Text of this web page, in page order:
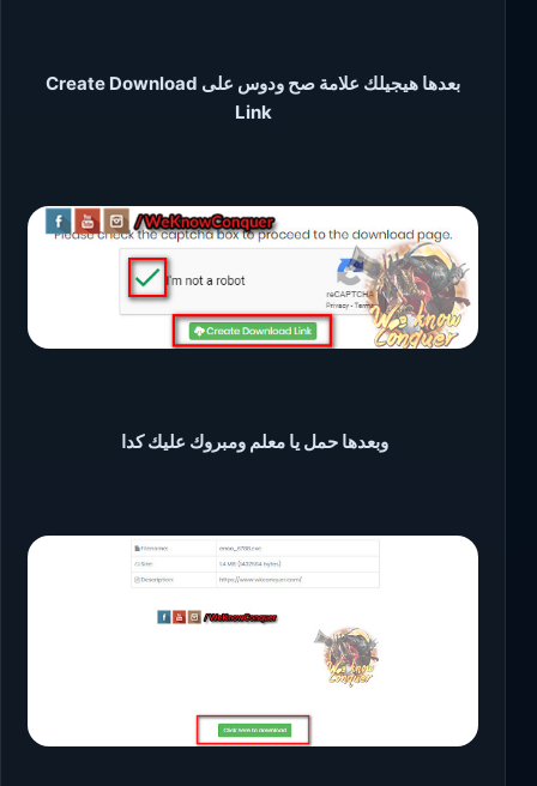
بعدها هيجيلك علامة صح ودوس على Create Download
Link
وبعدها حمل يا معلم ومبروك عليك كدا